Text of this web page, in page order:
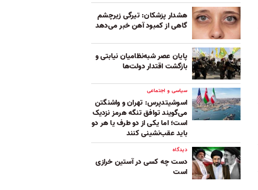
هشدار پزشکان: تیرگی زیرچشم
گاهی از کمبود آهن خبر می‌دهد
پایان عصر شبه‌نظامیان نیابتی و
بازگشت اقتدار دولت‌ها
سیاسی و اجتماعی
اسوشیتدپرس: تهران و واشنگتن
می‌گویند توافق تنگه هرمز نزدیک
است؛ اما یکی از دو طرف یا هر دو
باید عقب‌نشینی کنند
دیدگاه
دست چه کسی در آستین خرازی
است